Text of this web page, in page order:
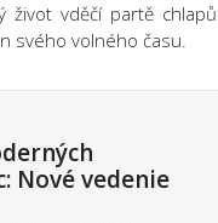
život vděčí partě chlapů
svého volného času.
Nové vedenie